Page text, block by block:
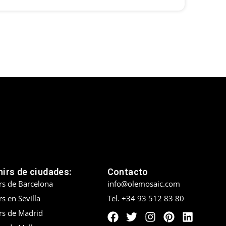
de ciudades:
de Barcelona
en Sevilla
de Madrid
Contacto
info@olemosaic.com
Tel. +34 93 512 83 80